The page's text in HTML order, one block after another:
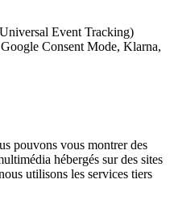
Event Tracking)
Consent Mode, Klarna,
pouvons vous montrer des
hébergés sur des sites
utilisons les services tiers